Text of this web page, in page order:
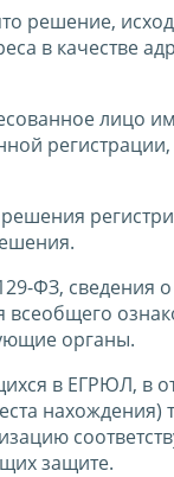
решение,
в качестве
лицо
ФЗ, сведения
всеобщего
органы.
в ЕГРЮЛ, в
нахождения)
защите.